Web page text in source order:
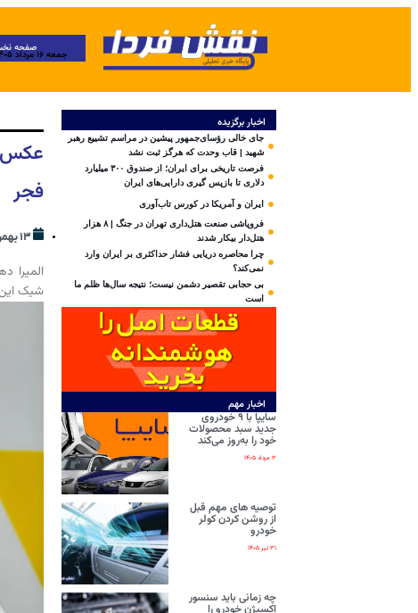
صفحه
جمعه ۱۶ مرداد ۱۴۰۵
اخبار برگزیده
جای خالی رؤسای‌جمهور پیشین در مراسم تشییع رهبر
شهید | قاب وحدت که هرگز ثبت نشد
فرصت تاریخی برای ایران؛ از صندوق ۳۰۰ میلیارد
دلاری تا بازپس گیری دارایی‌های ایران
ایران و آمریکا در کورس تاب‌آوری
فروپاشی صنعت هتل‌داری تهران در جنگ | ۸ هزار
هتل‌دار بیکار شدند
چرا محاصره دریایی فشار حداکثری بر ایران وارد
نمی‌کند؟
بی‌ حجابی تقصیر دشمن نیست؛ نتیجه سال‌ها ظلم ما
است
اخبار مهم
سایپا با ۹ خودروی
جدید سبد محصولات
خود را به‌روز می‌کند
۳ مرداد ۱۴۰۵
توصیه های مهم قبل
از روشن کردن کولر
خودرو
۳۱ تیر ۱۴۰۵
چه زمانی باید سنسور
اکسیژن خودرو را
عکس/
فجر
۱۳ بهمن ۱۴۰۳
المیرا
شیک این